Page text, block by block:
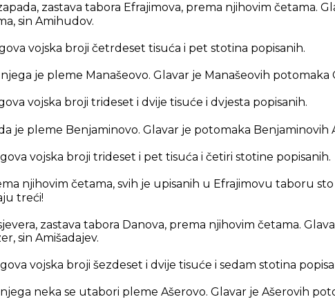
zastava tabora Efrajimova, prema njihovim četama.
sin Amihudov.
vojska broji četrdeset tisuća i pet stotina popisanih.
njega je pleme Manašeovo. Glavar je Manašeovih potomaka
vojska broji trideset i dvije tisuće i dvjesta popisanih.
je pleme Benjaminovo. Glavar je potomaka Benjaminovih
vojska broji trideset i pet tisuća i četiri stotine popisanih.
njihovim četama, svih je upisanih u Efrajimovu taboru sto
treći!
zastava tabora Danova, prema njihovim četama.
sin Amišadajev.
vojska broji šezdeset i dvije tisuće i sedam stotina
neka se utabori pleme Ašerovo. Glavar je Ašerovih